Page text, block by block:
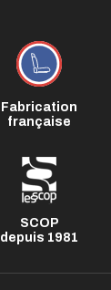
Fabrication
française
SCOP
depuis 1981